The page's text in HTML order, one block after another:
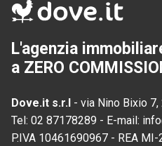
L'agenzia
a ZERO
Dove.it s.r.l - via Nino Bixio
Tel: 02 87178289 - E-mail:
P.IVA 10461690967 - REA MI-